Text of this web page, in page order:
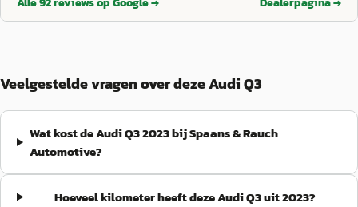
auto konden ophalen, zijn ze speciaal nog naar het bedrijf
voorbanden. Een betrouwbaar autobedrijf met uitstekende
service en echte aandacht voor de klant. Wij raden Autobedrijf
Spaans & Rauch zeker aan!”
Veelgestelde vragen over deze Audi Q3
Wat kost de Audi Q3 2023 bij Spaans & Rauch
Automotive?
Hoeveel kilometer heeft deze Audi Q3 uit 2023?